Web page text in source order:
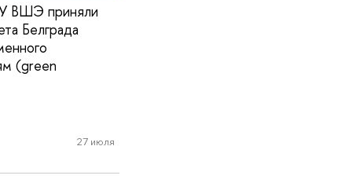
ВШЭ приняли
Белграда
(green
27 июля